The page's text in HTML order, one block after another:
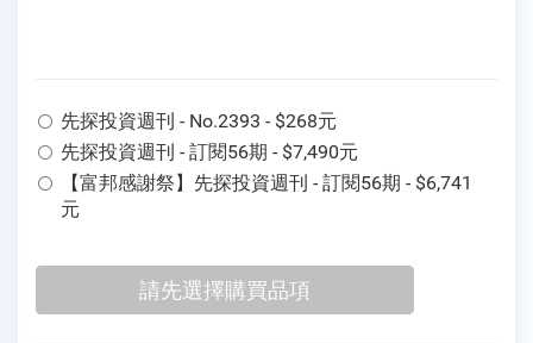
先探投資週刊 - No.2393 - $268元
先探投資週刊 - 訂閱56期 - $7,490元
【富邦感謝祭】先探投資週刊 - 訂閱56期 - $6,741
元